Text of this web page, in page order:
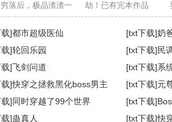
穷落后，极品渣渣一
大堆，视带她逃离山
村的人为恩人，却不
料他才是最可怕的犲
狼虎犳。 直到惨死，
姜筱方知外公留给她
的是怎样...
劫！已有完本作品
《全球高武》《重生
之财源滚滚》，没看
过的书友可以去看
看，新书收藏一下慢
]都市超级医仙 [txt下载]奶
]轮回乐园 [txt下载]民
]飞剑问道 [txt下载]系
]快穿之拯救黑化boss男主 [txt下载]元
]同时穿越了99个世界 [txt下载]
]蛊真人 [txt下载]快